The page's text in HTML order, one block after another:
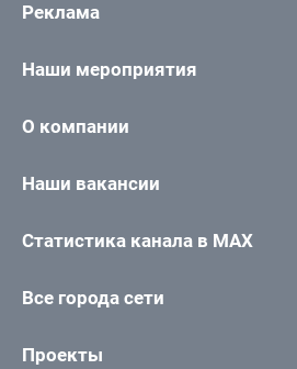
Реклама
Наши мероприятия
О компании
Наши вакансии
Статистика канала в MAX
Все города сети
Проекты